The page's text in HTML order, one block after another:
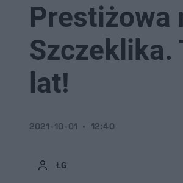
Prestiżowa
Szczeklika.
lat!
ŁG
2021-10-01 12:40